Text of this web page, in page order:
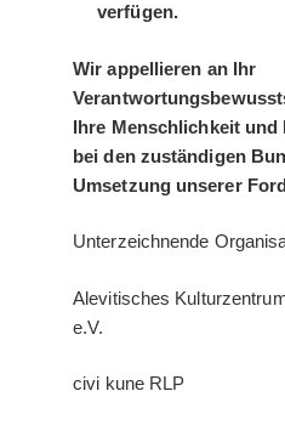
verfügen.
Wir appellieren an Ihr
Ihre Menschlichkeit
bei den zuständigen
Umsetzung unserer
Unterzeichnende
Alevitisches
e.V.
civi kune RLP